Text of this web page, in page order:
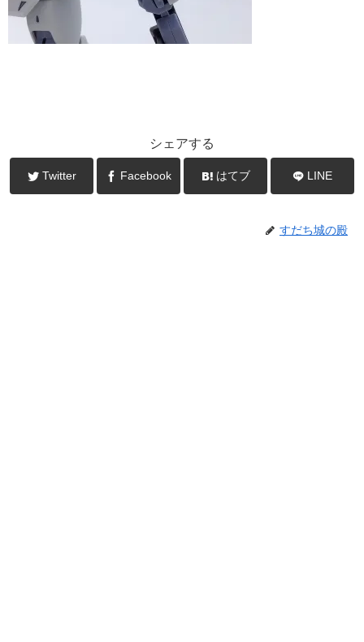
シェアする
Twitter Facebook はてブ LINE
すだち城の殿